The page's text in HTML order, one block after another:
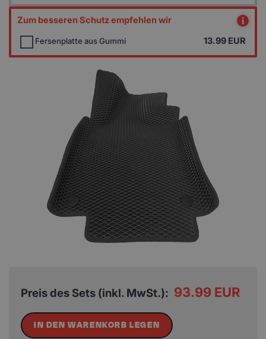
Zum besseren Schutz empfehlen wir i
Fersenplatte aus Gummi 13.99 EUR
Preis des Sets (inkl. MwSt.): 93.99 EUR
IN DEN WARENKORB LEGEN